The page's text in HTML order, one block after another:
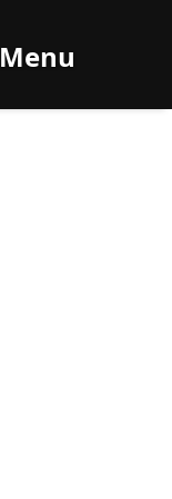
Menu